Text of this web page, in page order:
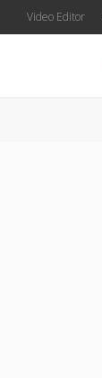
Video Editor